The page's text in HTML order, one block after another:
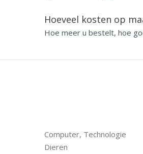
Hoeveel kosten op
Hoe meer u bestelt, hoe
Computer, Technologie
Dieren